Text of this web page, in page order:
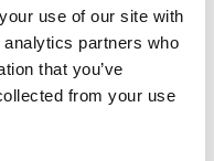
use of our site with
partners who
that you’ve
from your use